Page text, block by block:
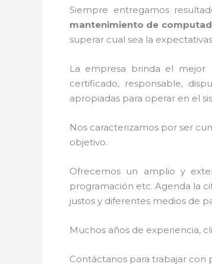
Siempre entregamos
mantenimiento de
superar cual sea la
La empresa brinda el mejor
certificado, responsable,
apropiadas para operar en el
Nos caracterizamos por ser
objetivo.
Ofrecemos un amplio y
programación etc. Agenda la
justos y diferentes medios de
Muchos años de experiencia,
Contáctanos para trabajar con